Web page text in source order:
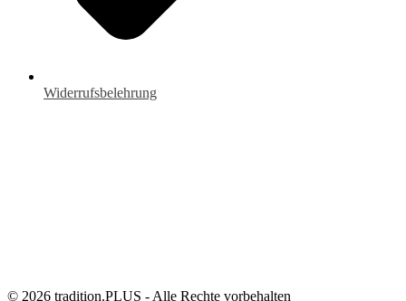
Widerrufsbelehrung
© 2026 tradition.PLUS - Alle Rechte vorbehalten